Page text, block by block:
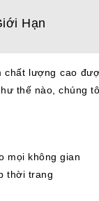
Hạn
lượng cao
thế nào, chúng
mọi không gian
thời trang